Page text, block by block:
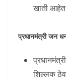
खाती
प्रधानमंत्री जन
शिल्लक